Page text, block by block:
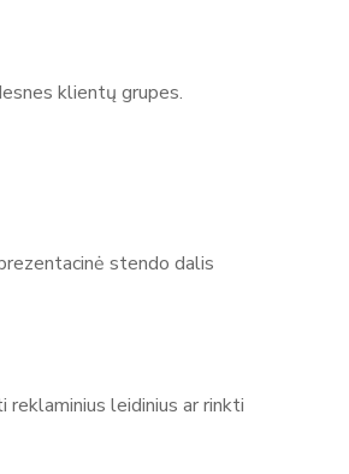
klientų grupes.
stendo dalis
leidinius ar rinkti